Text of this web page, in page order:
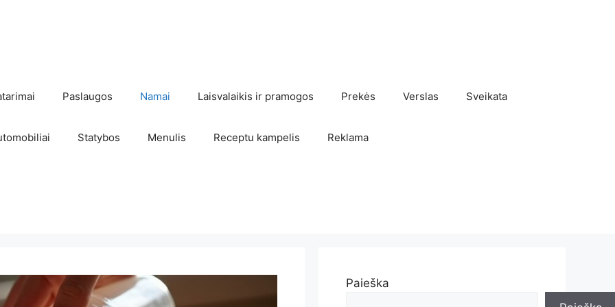
Paslaugos Namai Laisvalaikis ir pramogos Prekės Verslas Sveikata
Statybos Menulis Receptu kampelis Reklama
Paieška